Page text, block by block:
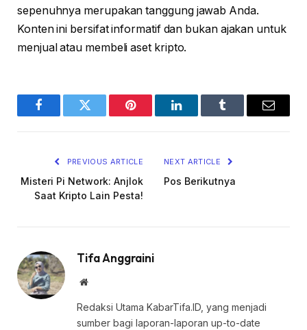
sepenuhnya merupakan tanggung jawab Anda.
Konten ini bersifat informatif dan bukan ajakan untuk
menjual atau membeli aset kripto.
FacebookTwitter Pinterest LinkedInTumblr Email
PREVIOUS ARTICLE
Misteri Pi Network: Anjlok
Saat Kripto Lain Pesta!
NEXT ARTICLE
Pos Berikutnya
Tifa Anggraini
Website
Redaksi Utama KabarTifa.ID, yang menjadi
sumber bagi laporan-laporan up-to-date